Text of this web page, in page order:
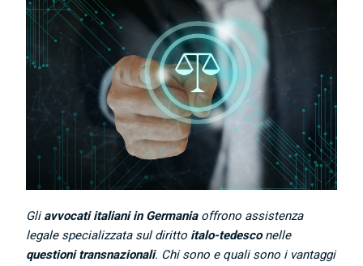
Gli avvocati italiani in Germaniaoffrono assistenza
legale specializzata sul diritto italo-tedesconelle
questioni transnazionali. Chi sono e quali sono i vantaggi